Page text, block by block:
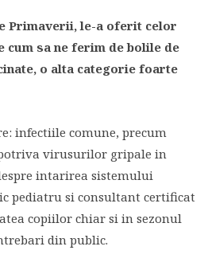
Primaverii, le-a oferit celor
sa ne ferim de bolile de
o alta categorie foarte
infectiile comune, precum
virusurilor gripale in
intarirea sistemului
pediatru si consultant certificat
copiilor chiar si in sezonul
din public.